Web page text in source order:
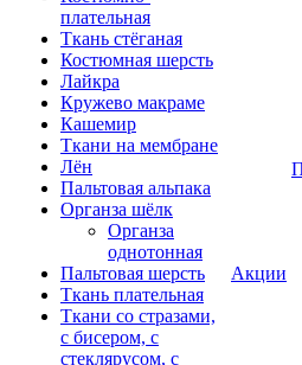
плательная
Ткань стёганая
Костюмная шерсть
Лайкра
Кружево макраме
Кашемир
Ткани на мембране
Лён
Пальтовая альпака
Органза шёлк
Органза
однотонная
Пальтовая шерсть
Ткань плательная
Ткани со стразами,
с бисером, с
стеклярусом, с
Акции